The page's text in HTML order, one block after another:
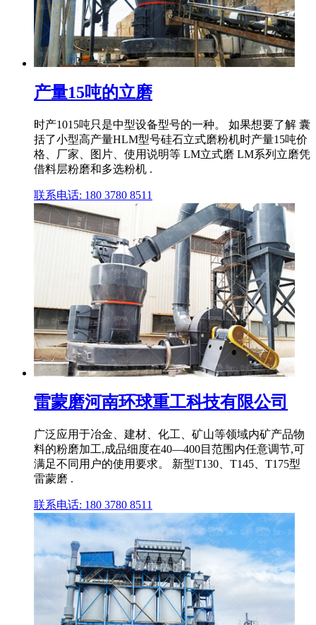
产量15吨的立磨
时产1015吨只是中型设备型号的一种。 如果想要了解 囊
括了小型高产量HLM型号硅石立式磨粉机时产量15吨价
格、厂家、图片、使用说明等 LM立式磨 LM系列立磨凭
借料层粉磨和多选粉机 .
联系电话: 180 3780 8511
雷蒙磨河南环球重工科技有限公司
广泛应用于冶金、建材、化工、矿山等领域内矿产品物
料的粉磨加工,成品细度在40—400目范围内任意调节,可
满足不同用户的使用要求。 新型T130、T145、T175型
雷蒙磨 .
联系电话: 180 3780 8511